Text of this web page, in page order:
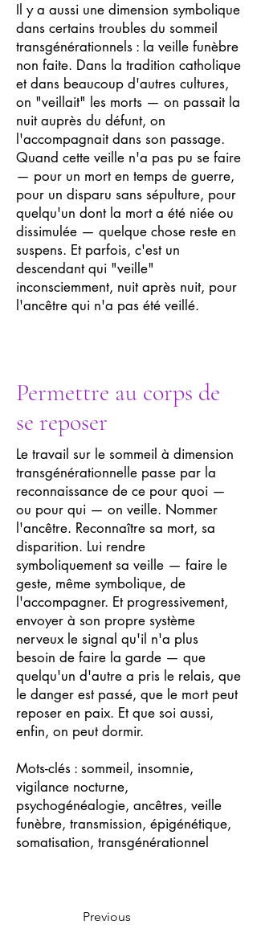
Il y a aussi une dimension symbolique
dans certains troubles du sommeil
transgénérationnels : la veille funèbre
non faite. Dans la tradition catholique
et dans beaucoup d'autres cultures,
on "veillait" les morts — on passait la
nuit auprès du défunt, on
l'accompagnait dans son passage.
Quand cette veille n'a pas pu se faire
— pour un mort en temps de guerre,
pour un disparu sans sépulture, pour
quelqu'un dont la mort a été niée ou
dissimulée — quelque chose reste en
suspens. Et parfois, c'est un
descendant qui "veille"
inconsciemment, nuit après nuit, pour
l'ancêtre qui n'a pas été veillé.
Permettre au corps de
se reposer
Le travail sur le sommeil à dimension
transgénérationnelle passe par la
reconnaissance de ce pour quoi —
ou pour qui — on veille. Nommer
l'ancêtre. Reconnaître sa mort, sa
disparition. Lui rendre
symboliquement sa veille — faire le
geste, même symbolique, de
l'accompagner. Et progressivement,
envoyer à son propre système
nerveux le signal qu'il n'a plus
besoin de faire la garde — que
quelqu'un d'autre a pris le relais, que
le danger est passé, que le mort peut
reposer en paix. Et que soi aussi,
enfin, on peut dormir.
Mots-clés : sommeil, insomnie,
vigilance nocturne,
psychogénéalogie, ancêtres, veille
funèbre, transmission, épigénétique,
somatisation, transgénérationnel
Previous